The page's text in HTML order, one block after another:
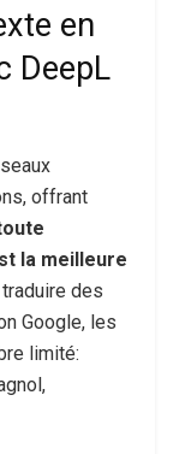
en
DeepL
offrant
la meilleure
des
Google, les
limité: